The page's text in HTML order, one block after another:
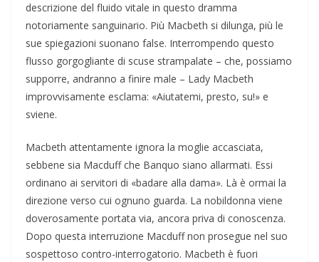
descrizione del fluido vitale in questo dramma
notoriamente sanguinario. Più Macbeth si dilunga, più le
sue spiegazioni suonano false. Interrompendo questo
flusso gorgogliante di scuse strampalate – che, possiamo
supporre, andranno a finire male – Lady Macbeth
improvvisamente esclama: «Aiutatemi, presto, su!» e
sviene.
Macbeth attentamente ignora la moglie accasciata,
sebbene sia Macduff che Banquo siano allarmati. Essi
ordinano ai servitori di «badare alla dama». Là è ormai la
direzione verso cui ognuno guarda. La nobildonna viene
doverosamente portata via, ancora priva di conoscenza.
Dopo questa interruzione Macduff non prosegue nel suo
sospettoso contro-interrogatorio. Macbeth è fuori